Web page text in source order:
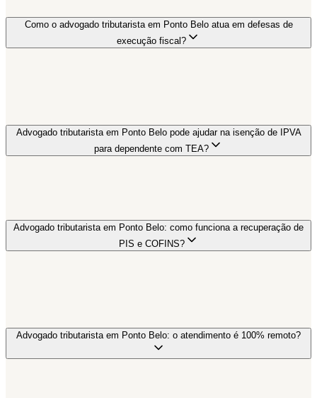
Como o advogado tributarista em Ponto Belo atua em defesas de
execução fiscal?
Advogado tributarista em Ponto Belo pode ajudar na isenção de IPVA
para dependente com TEA?
Advogado tributarista em Ponto Belo: como funciona a recuperação de
PIS e COFINS?
Advogado tributarista em Ponto Belo: o atendimento é 100% remoto?